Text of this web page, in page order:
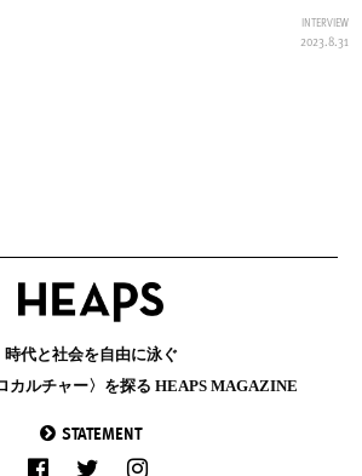
INTERVIEW
2023.8.31
時代と社会を自由に泳ぐ
カルチャー〉を探る HEAPS MAGAZINE
STATEMENT